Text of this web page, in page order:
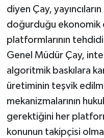
diyen Çay,
doğurduğu ekonomik
platformlarının
Genel Müdür Çay,
algoritmik baskılara
üretiminin teşvik
mekanizmalarının
gerektiğini her
konunun takipçisi